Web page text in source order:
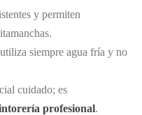
y permiten
siempre agua fría y no
cuidado; es
profesional.